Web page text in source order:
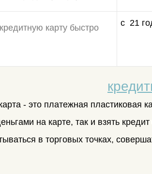
с 21
- это платежная пластиковая
на карте, так и взять кредит
в торговых точках,